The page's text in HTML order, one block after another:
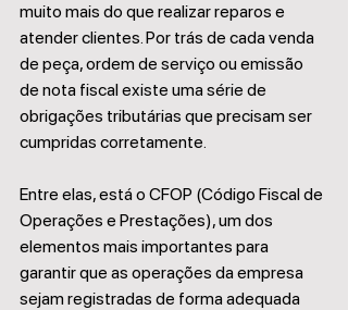
muito mais do que realizar reparos e
atender clientes. Por trás de cada venda
de peça, ordem de serviço ou emissão
de nota fiscal existe uma série de
obrigações tributárias que precisam ser
cumpridas corretamente.
Entre elas, está o CFOP (Código Fiscal de
Operações e Prestações), um dos
elementos mais importantes para
garantir que as operações da empresa
sejam registradas de forma adequada